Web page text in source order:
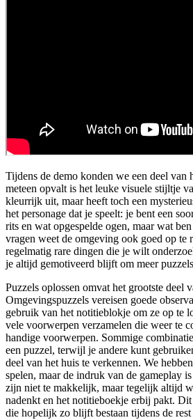
Tijdens de demo konden we een deel van
meteen opvalt is het leuke visuele stijltje
kleurrijk uit, maar heeft toch een
het personage dat je speelt: je bent een
rits en wat opgespelde ogen, maar wat
vragen weet de omgeving ook goed op te
regelmatig rare dingen die je wilt
je altijd gemotiveerd blijft om meer
Puzzels oplossen omvat het grootste deel
Omgevingspuzzels vereisen goede
gebruik van het notitieblokje om ze op te
vele voorwerpen verzamelen die weer te
handige voorwerpen. Sommige
een puzzel, terwijl je andere kunt
deel van het huis te verkennen. We
spelen, maar de indruk van de gameplay
zijn niet te makkelijk, maar tegelijk altijd
nadenkt en het notitieboekje erbij pakt.
die hopelijk zo blijft bestaan tijdens de rest